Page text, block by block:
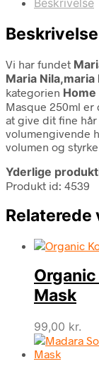
Beskrivelse
Beskrivelse
Vi har fundet
Maria Nila,maria
kategorien
Masque 250ml
at give dit fine
volumengivende
volumen og
Yderlige
Produkt id: 4539
Relaterede
Mask
99,00 kr.